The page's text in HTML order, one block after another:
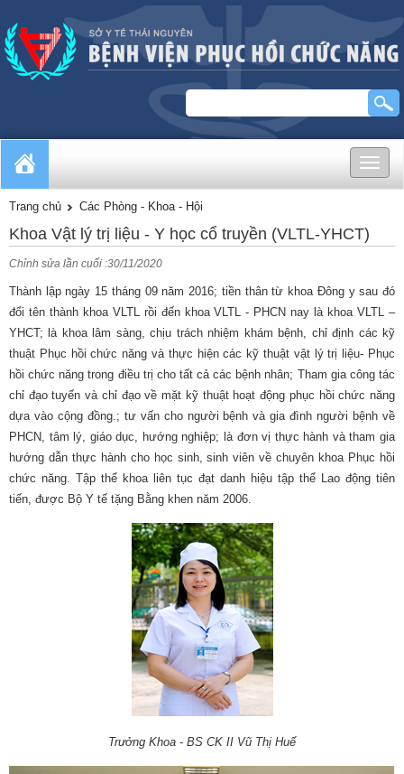
Toggle
Trang chủ Các Phòng - Khoa - Hội
Khoa Vật lý trị liệu - Y học cổ truyền (VLTL-YHCT)
Chỉnh sửa lần cuối :30/11/2020
Thành lập ngày 15 tháng 09 năm 2016; tiền thân từ khoa Đông y sau đó
đổi tên thành khoa VLTL rồi đến khoa VLTL - PHCN nay là khoa VLTL –
YHCT; là khoa lâm sàng, chịu trách nhiệm khám bệnh, chỉ định các kỹ
thuật Phục hồi chức năng và thực hiện các kỹ thuật vật lý trị liệu- Phục
hồi chức năng trong điều trị cho tất cả các bệnh nhân; Tham gia công tác
chỉ đạo tuyến và chỉ đạo về mặt kỹ thuật hoạt động phục hồi chức năng
dựa vào cộng đồng.; tư vấn cho người bệnh và gia đình người bệnh về
PHCN, tâm lý, giáo dục, hướng nghiệp; là đơn vị thực hành và tham gia
hướng dẫn thực hành cho học sinh, sinh viên về chuyên khoa Phục hồi
chức năng. Tập thể khoa liên tục đạt danh hiệu tập thể Lao động tiên
tiến, được Bộ Y tế tặng Bằng khen năm 2006.
Trưởng Khoa - BS CK II Vũ Thị Huế